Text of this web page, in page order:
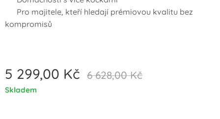
✅ Pro majitele, kteří hledají prémiovou kvalitu bez
kompromisů
5 299,00 Kč 6 628,00Kč
Skladem